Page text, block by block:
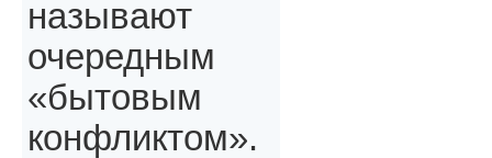
называют
очередным
«бытовым
конфликтом».